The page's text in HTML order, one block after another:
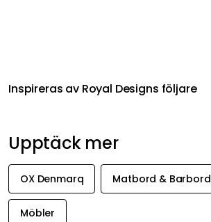
Inspireras av Royal Designs följare
Upptäck mer
OX Denmarq Matbord & Barbord
Möbler